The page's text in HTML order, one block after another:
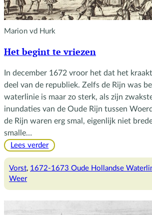
Marion vd Hurk
Het begint te vriezen
In december 1672 vroor het dat het
deel van de republiek. Zelfs de Rijn was
waterlinie is maar zo sterk, als zijn
inundaties van de Oude Rijn tussen
de Rijn waren erg smal, eigenlijk niet
smalle…
Lees verder:
begint
Vorst, 1672-1673 Oude Hollandse
Weer